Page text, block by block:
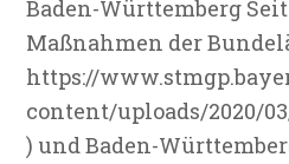
Baden-Württemberg
Maßnahmen der
https://
content/uploads/2020/
) und Baden-